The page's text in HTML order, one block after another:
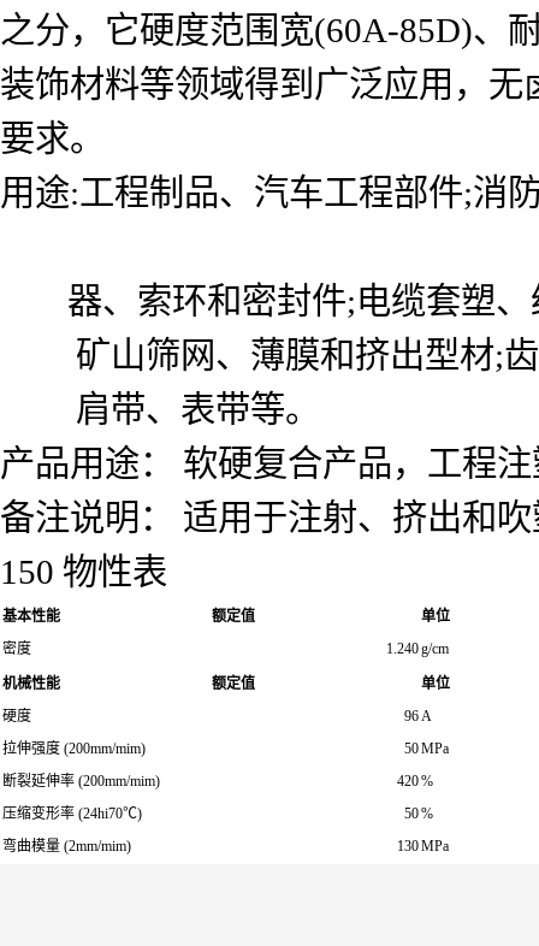
之分，它硬度范围宽(60A-85D)、
装饰材料等领域得到广泛应用，
要求。
用途:工程制品、汽车工程部件;消
器、索环和密封件;电缆套塑、
矿山筛网、薄膜和挤出型材;齿
肩带、表带等。
产品用途： 软硬复合产品，工程
备注说明： 适用于注射、挤出和
150 物性表
基本性能 额定值
单位
密度
1.240g/cm
机械性能 额定值
单位
硬度
96A
拉伸强度 (200mm/mim)
50MPa
断裂延伸率 (200mm/mim)
420%
压缩变形率 (24hi70℃)
50%
弯曲模量 (2mm/mim)
130MPa